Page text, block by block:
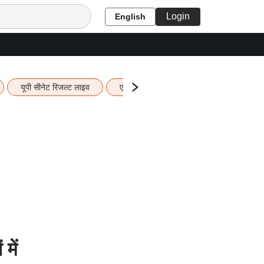
English Login
यूपी सीनेट रिजल्ट लाइव एचबीएसई 12वीं का रिजल्ट लाइव
में